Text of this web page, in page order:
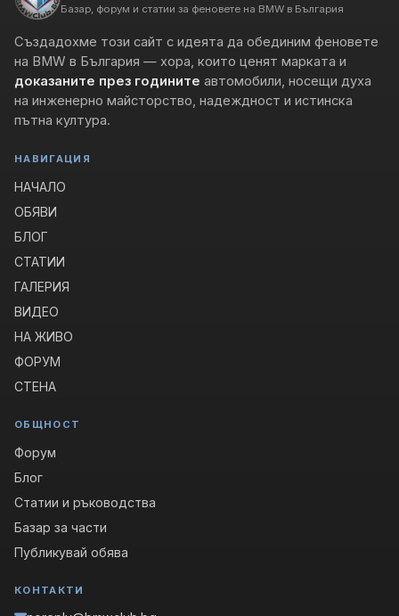
Базар, форум и статии за феновете на BMW в България
Създадохме този сайт с идеята да обединим феновете
на BMW в България — хора, които ценят марката и
доказаните през годините автомобили, носещи духа
на инженерно майсторство, надеждност и истинска
пътна култура.
НАВИГАЦИЯ
НАЧАЛО
ОБЯВИ
БЛОГ
СТАТИИ
ГАЛЕРИЯ
ВИДЕО
НА ЖИВО
ФОРУМ
СТЕНА
ОБЩНОСТ
Форум
Блог
Статии и ръководства
Базар за части
Публикувай обява
КОНТАКТИ